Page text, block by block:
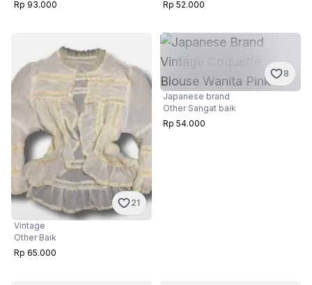
Rp 93.000
Rp 52.000
21
Vintage
Other·Baik
Rp 65.000
8
Japanese brand
Other·Sangat baik
Rp 54.000